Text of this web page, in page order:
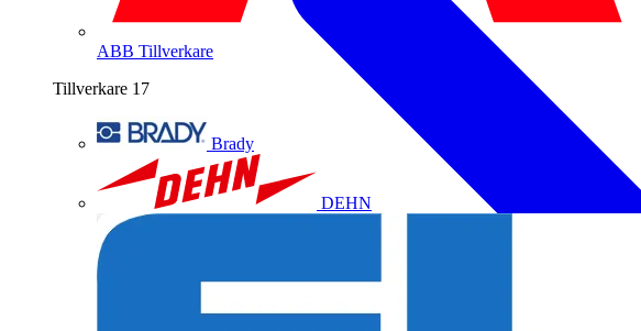
ABB Tillverkare
Tillverkare 17
Brady
DEHN